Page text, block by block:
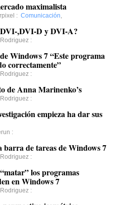
maximalista
: Comunicación,
DVI-,DVI-D y DVI-A?
:
Windows 7 “Este programa
correctamente”
:
de Anna Marinenko’s
:
empieza ha dar sus
:
de tareas de Windows 7
:
los programas
en Windows 7
: